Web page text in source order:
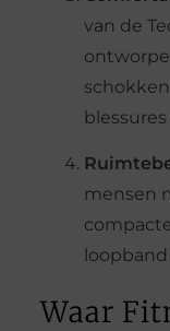
van de
mensen
Waar